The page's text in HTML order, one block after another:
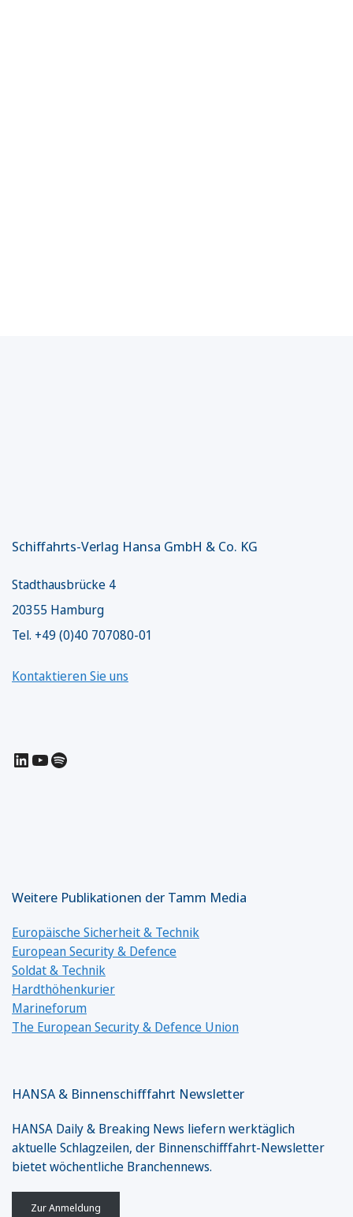
Schiffahrts-Verlag Hansa GmbH & Co. KG
Stadthausbrücke 4
20355 Hamburg
Tel. +49 (0)40 707080-01
Kontaktieren Sie uns
LinkedIn
YouTube
Spotify
Weitere Publikationen der Tamm Media
Europäische Sicherheit & Technik
European Security & Defence
Soldat & Technik
Hardthöhenkurier
Marineforum
The European Security & Defence Union
HANSA & Binnenschifffahrt Newsletter
HANSA Daily & Breaking News liefern werktäglich
aktuelle Schlagzeilen, der Binnenschifffahrt-Newsletter
bietet wöchentliche Branchennews.
Zur Anmeldung